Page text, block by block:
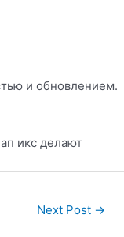
и обновлением.
икс делают
Next Post →